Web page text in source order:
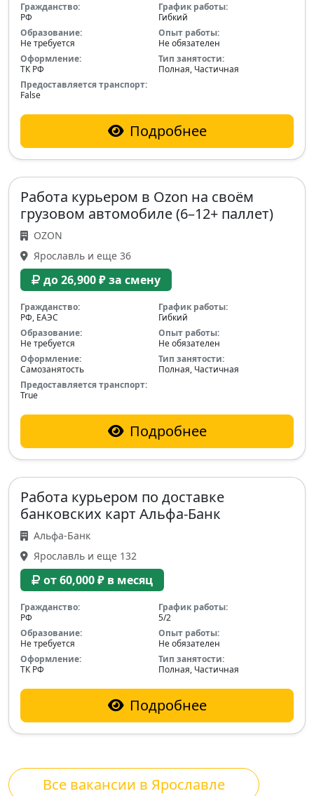
Гражданство:
РФ
График работы:
Гибкий
Образование:
Не требуется
Опыт работы:
Не обязателен
Оформление:
ТК РФ
Тип занятости:
Полная, Частичная
Предоставляется транспорт:
False
Подробнее
Работа курьером в Ozon на своём
грузовом автомобиле (6–12+ паллет)
OZON
Ярославль и еще 36
до 26,900 ₽ за смену
Гражданство:
РФ, ЕАЭС
График работы:
Гибкий
Образование:
Не требуется
Опыт работы:
Не обязателен
Оформление:
Самозанятость
Тип занятости:
Полная, Частичная
Предоставляется транспорт:
True
Подробнее
Работа курьером по доставке
банковских карт Альфа-Банк
Альфа-Банк
Ярославль и еще 132
от 60,000 ₽ в месяц
Гражданство:
РФ
График работы:
5/2
Образование:
Не требуется
Опыт работы:
Не обязателен
Оформление:
ТК РФ
Тип занятости:
Полная, Частичная
Подробнее
Все вакансии в Ярославле